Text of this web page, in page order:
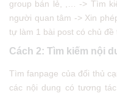
group bán lẻ, ,… -> Tìm
người quan tâm -> Xin
tự làm 1 bài post có chủ đề
Cách 2: Tìm kiếm nội
Tìm fanpage của đối thủ
các nội dung có tương